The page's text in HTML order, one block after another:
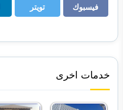
فيسبوك
فيسبوك
تويتر
تويتر
خدمات اخرى